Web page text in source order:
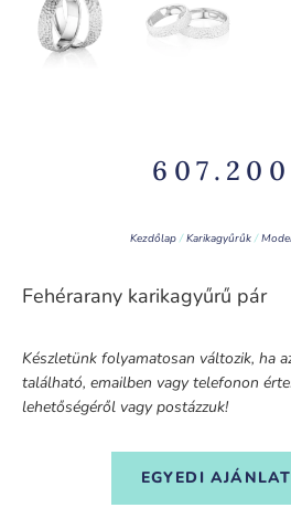
607.200
Kezdőlap/Karikagyűrűk/
Fehérarany karikagyűrű pár
Készletünk folyamatosan változik, ha
található, emailben vagy telefonon
lehetőségéről vagy postázzuk!
EGYEDI